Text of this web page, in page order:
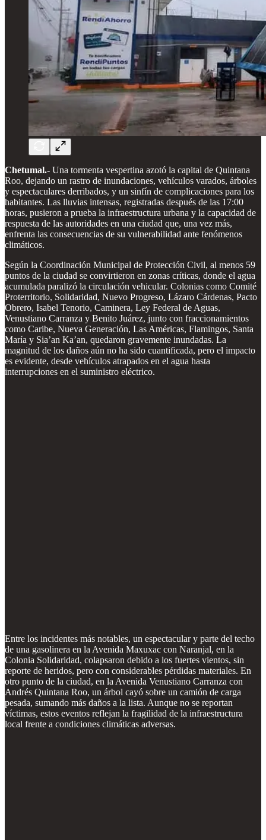
Chetumal.- Una tormenta vespertina azotó la capital de Quintana
Roo, dejando un rastro de inundaciones, vehículos varados, árboles
y espectaculares derribados, y un sinfín de complicaciones para los
habitantes. Las lluvias intensas, registradas después de las 17:00
horas, pusieron a prueba la infraestructura urbana y la capacidad de
respuesta de las autoridades en una ciudad que, una vez más,
enfrenta las consecuencias de su vulnerabilidad ante fenómenos
climáticos.
Según la Coordinación Municipal de Protección Civil, al menos 59
puntos de la ciudad se convirtieron en zonas críticas, donde el agua
acumulada paralizó la circulación vehicular. Colonias como Comité
Proterritorio, Solidaridad, Nuevo Progreso, Lázaro Cárdenas, Pacto
Obrero, Isabel Tenorio, Caminera, Ley Federal de Aguas,
Venustiano Carranza y Benito Juárez, junto con fraccionamientos
como Caribe, Nueva Generación, Las Américas, Flamingos, Santa
María y Sia’an Ka’an, quedaron gravemente inundadas. La
magnitud de los daños aún no ha sido cuantificada, pero el impacto
es evidente, desde vehículos atrapados en el agua hasta
interrupciones en el suministro eléctrico.
Entre los incidentes más notables, un espectacular y parte del techo
de una gasolinera en la Avenida Maxuxac con Naranjal, en la
Colonia Solidaridad, colapsaron debido a los fuertes vientos, sin
reporte de heridos, pero con considerables pérdidas materiales. En
otro punto de la ciudad, en la Avenida Venustiano Carranza con
Andrés Quintana Roo, un árbol cayó sobre un camión de carga
pesada, sumando más daños a la lista. Aunque no se reportan
víctimas, estos eventos reflejan la fragilidad de la infraestructura
local frente a condiciones climáticas adversas.